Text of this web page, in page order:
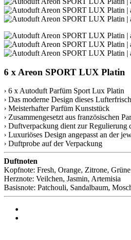
6 x Areon SPORT LUX Platin
› 6 x Autoduft Parfüm Sport Lux Platin
› Das moderne Design dieses
› Meisterhafter Parfüm Kunststück
› Zusammengesetzt aus französischen
› Duftverpackung dient zur Regulierung
› Luxuriöses Design angepasst an der
› Duftprobe auf der Verpackung
Duftnoten
Kopfnote: Fresh, Orange, Zitrone,
Herznote: Veilchen, Jasmin, Artemisia
Basisnote: Patchouli, Sandalbaum,